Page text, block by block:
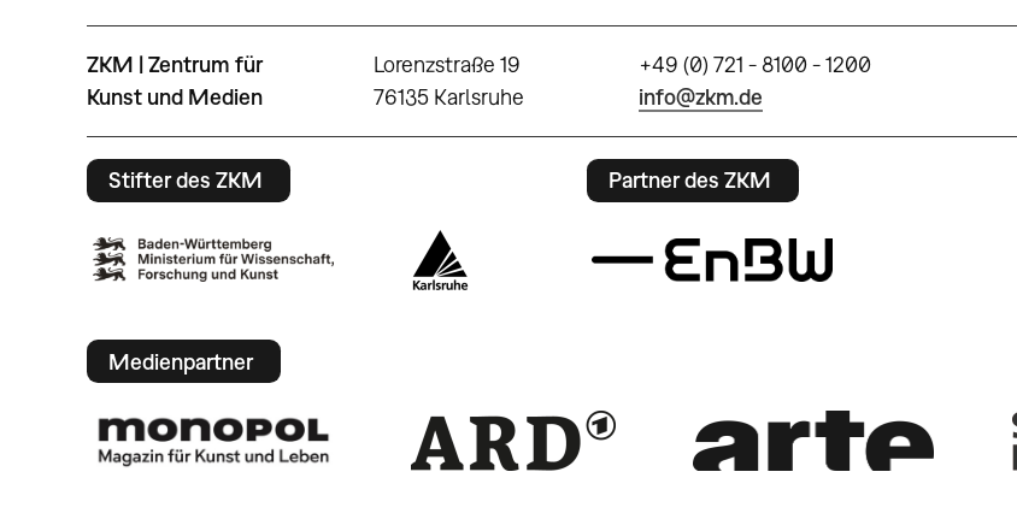
ZKM | Zentrum für
Kunst und Medien
Lorenzstraße 19
76135 Karlsruhe
+49 (0) 721 - 8100 - 1200
info@zkm.de
Stifter des ZKM Partner des ZKM
Medienpartner